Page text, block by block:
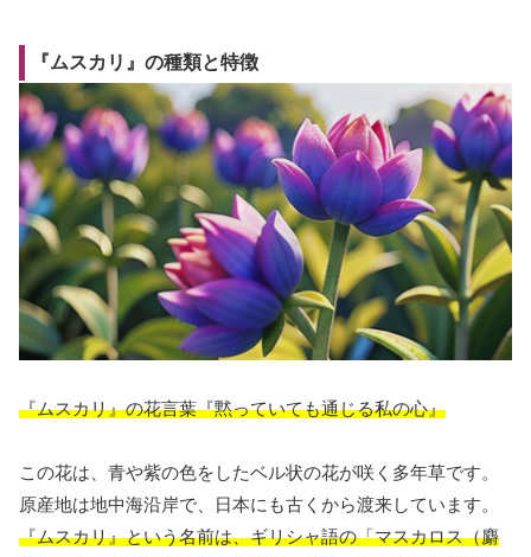
『ムスカリ』の種類と特徴
『ムスカリ』の花言葉『黙っていても通じる私の心』
この花は、青や紫の色をしたベル状の花が咲く多年草です。
原産地は地中海沿岸で、日本にも古くから渡来しています。
『ムスカリ』という名前は、ギリシャ語の「マスカロス（麝